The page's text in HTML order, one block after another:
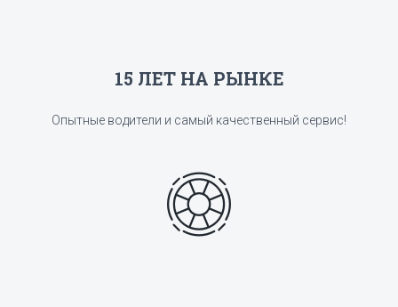
15 ЛЕТ НА РЫНКЕ
Опытные водители и самый качественный сервис!